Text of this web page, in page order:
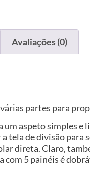
Avaliações (0)
partes para
aspeto simples e
tela de divisão
direta. Claro,
com 5 painéis é